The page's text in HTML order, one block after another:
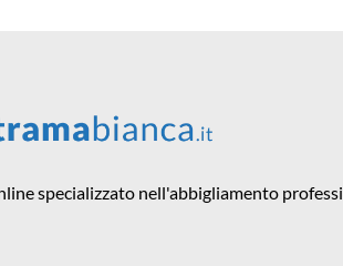
specializzato nell'abbigliamento